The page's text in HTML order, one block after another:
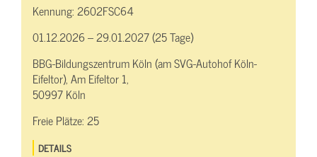
Kennung:2602FSC64
01.12.2026 – 29.01.2027 (25 Tage)
BBG-Bildungszentrum Köln (am SVG-Autohof Köln-
Eifeltor), Am Eifeltor 1,
50997 Köln
Freie Plätze:25
DETAILS